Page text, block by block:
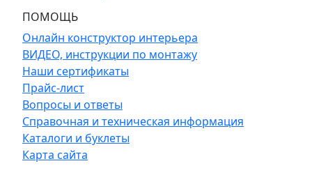
ПОМОЩЬ
Онлайн конструктор интерьера
ВИДЕО, инструкции по монтажу
Наши сертификаты
Прайс-лист
Вопросы и ответы
Справочная и техническая информация
Каталоги и буклеты
Карта сайта